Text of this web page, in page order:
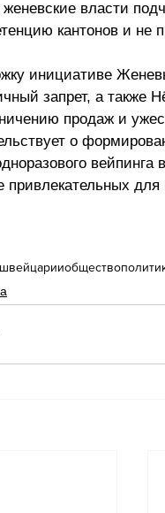
власти
кантонов и не
инициативе
запрет, а также
продаж и
о
привлекательных
общество